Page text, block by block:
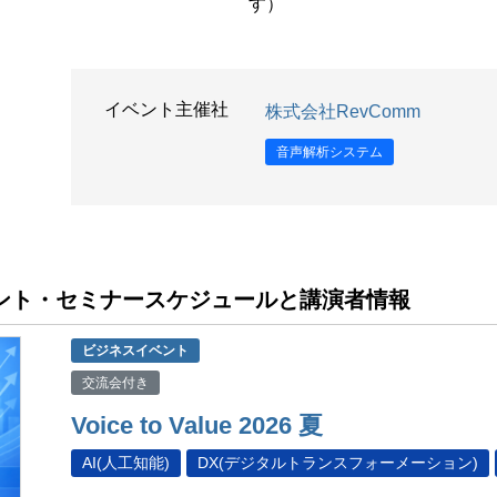
す）
イベント主催社 株式会社RevComm
音声解析システム
・セミナースケジュールと講演者情報
ビジネスイベント
交流会付き
Voice to Value 2026 夏
AI(人工知能) DX(デジタルトランスフォーメーション)